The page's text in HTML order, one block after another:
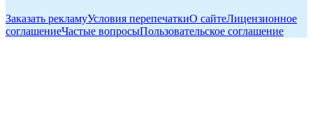
Заказать рекламуУсловия перепечаткиО сайтеЛицензионное
соглашениеЧастые вопросыПользовательское соглашение